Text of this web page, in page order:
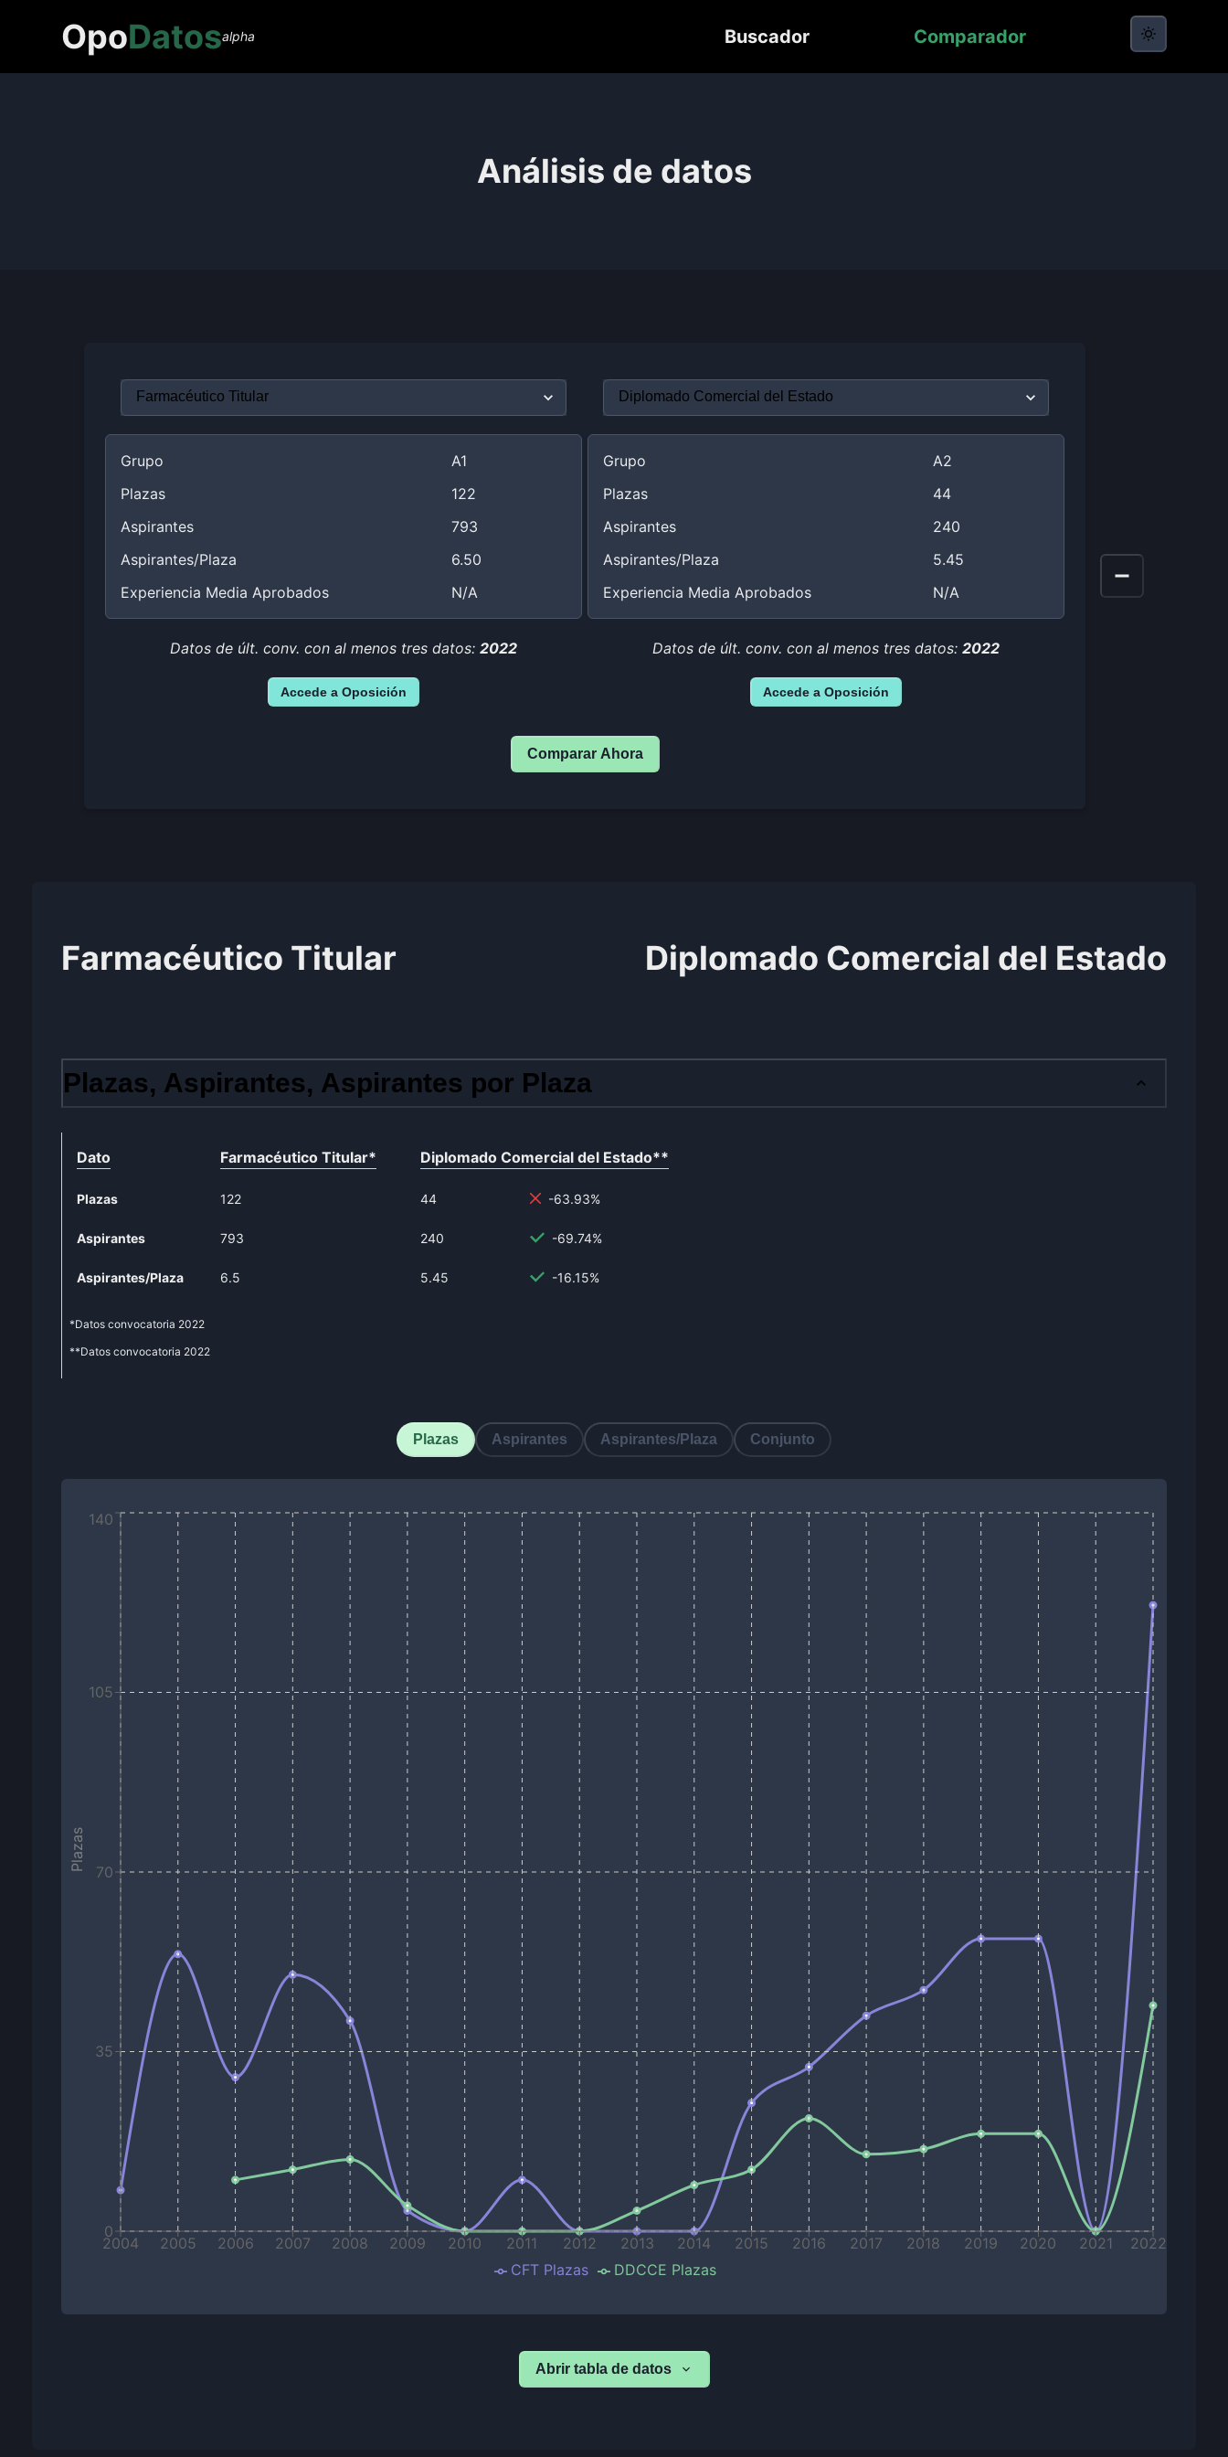
OpoDatosalpha Buscador Comparador
Análisis de datos
Grupo
A1
Plazas
122
Aspirantes
793
Aspirantes/Plaza
6.50
Experiencia Media Aprobados
N/A
Datos de últ. conv. con al menos tres datos: 2022
Accede a Oposición
Grupo
A2
Plazas
44
Aspirantes
240
Aspirantes/Plaza
5.45
Experiencia Media Aprobados
N/A
Datos de últ. conv. con al menos tres datos: 2022
Accede a Oposición
Comparar Ahora
Farmacéutico Titular Diplomado Comercial del Estado
Plazas, Aspirantes, Aspirantes por Plaza
Dato Farmacéutico Titular*
Plazas 122
Aspirantes 793
Aspirantes/Plaza 6.5
Diplomado Comercial del Estado**
44 -63.93%
240 -69.74%
5.45 -16.15%
*Datos convocatoria 2022
**Datos convocatoria 2022
Plazas Aspirantes Aspirantes/Plaza Conjunto
2004 2005 2006 2007 2008 2009 2010 2011 2012 2013 2014 2015 2016 2017 2018 2019 2020 2021 2022
0
35
70
105
140
Plazas
CFT Plazas DDCCE Plazas
Abrir tabla de datos